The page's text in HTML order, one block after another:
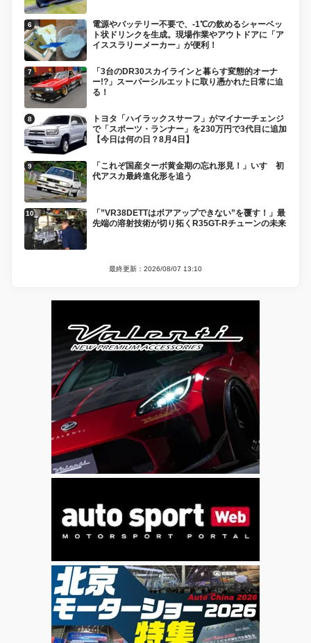
電源やバッテリー不要で、-1℃の飲めるシャーベッ
ト状ドリンクを生成。現場作業やアウトドアに「ア
イススラリーメーカー」が便利！
「3台のDR30スカイラインと暮らす変態的オーナ
ー!?」スーパーシルエットに取り憑かれた日常に迫
る！
トヨタ「ハイラックスサーフ」がマイナーチェンジ
で「スポーツ・ランナー」を230万円で3代目に追加
【今日は何の日？8月4日】
「これぞ国産ターボ黄金期の忘れ形見！」いすゞ初
代アスカ最終進化形を追う
「”VR38DETTはボアアップできない”を覆す！」最
先端の溶射技術が切り拓くR35GT-Rチューンの未来
最終更新：2026/08/07 13:10